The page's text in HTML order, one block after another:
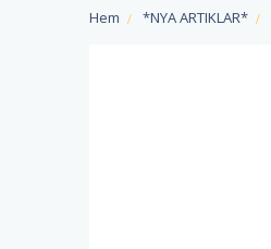
Hem *NYA ARTIKLAR*